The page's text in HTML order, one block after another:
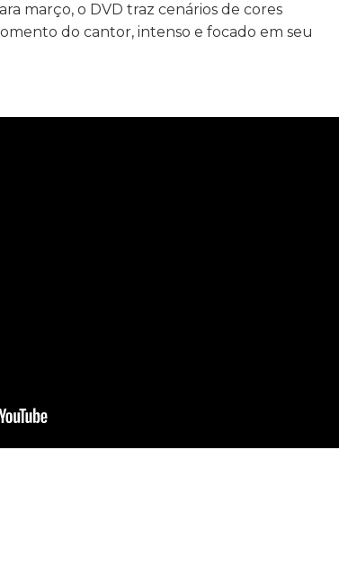
março, o DVD traz cenários de cores
do cantor, intenso e focado em seu